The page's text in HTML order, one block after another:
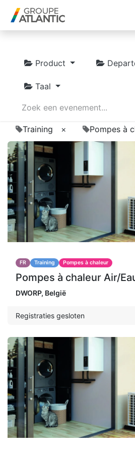
Product
Taal
Training × Pompes à
FR Training Pompes à chaleur
Pompes à chaleur Air/
DWORP, België
Registraties gesloten